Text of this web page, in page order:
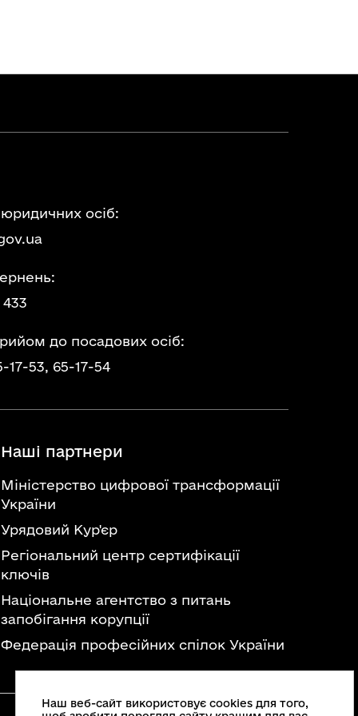
осіб:
433
до посадових осіб:
17-53, 65-17-54
Наші партнери
Міністерство цифрової трансформації
України
Урядовий Кур'єр
Регіональний центр сертифікації
ключів
Національне агентство з питань
запобігання корупції
Федерація професійних спілок України
Наш веб-сайт використовує cookies для того,